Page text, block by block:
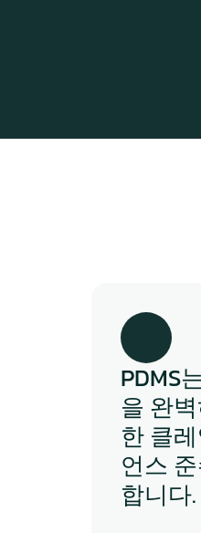
PDMS
을 완
한 클
언스
합니다.